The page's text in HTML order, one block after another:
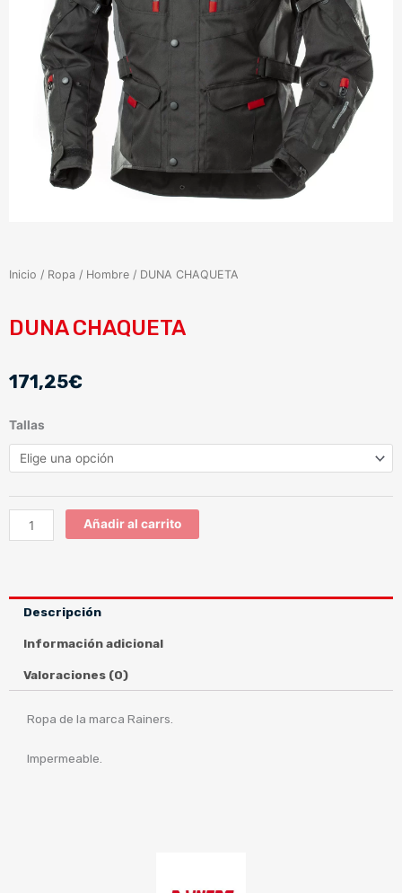
Inicio / Ropa / Hombre / DUNA CHAQUETA
DUNA CHAQUETA
171,25€
Tallas
DUNA
CHAQUETA
cantidad
Añadir al carrito
Descripción
Información adicional
Valoraciones (0)
Ropa de la marca Rainers.
Impermeable.